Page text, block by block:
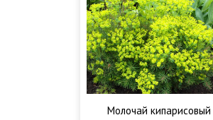
Молочай кипарисовый